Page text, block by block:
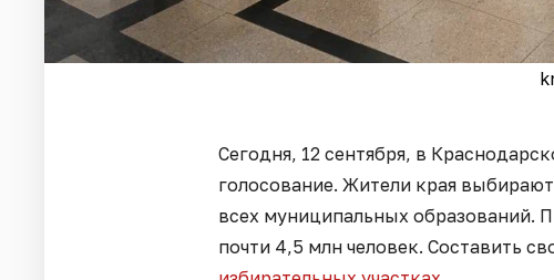
Сегодня, 12 сентября, в
голосование. Жители края
всех муниципальных образований.
почти 4,5 млн человек. Составить